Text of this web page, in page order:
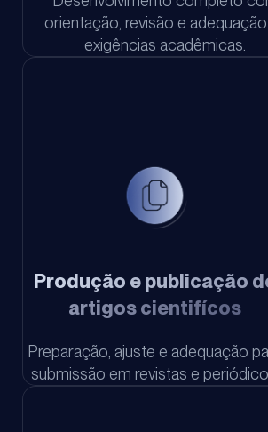
orientação, revisão e
exigências acadêmicas.
Produção e publicação
artigos cientifícos
Preparação, ajuste e adequação
submissão em revistas e